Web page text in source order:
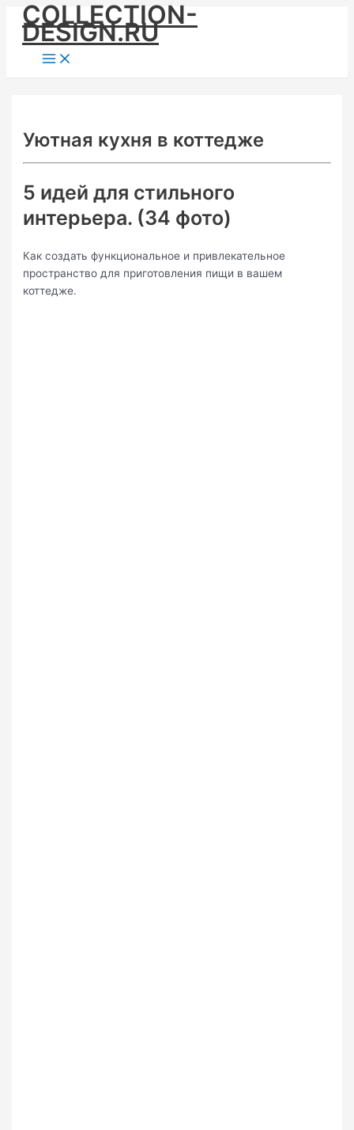
Skip
content
COLLECTION-
DESIGN.RU
Main
Menu
Уютная кухня в коттедже
5 идей для стильного
интерьера. (34 фото)
Как создать функциональное и привлекательное
пространство для приготовления пищи в вашем
коттедже.